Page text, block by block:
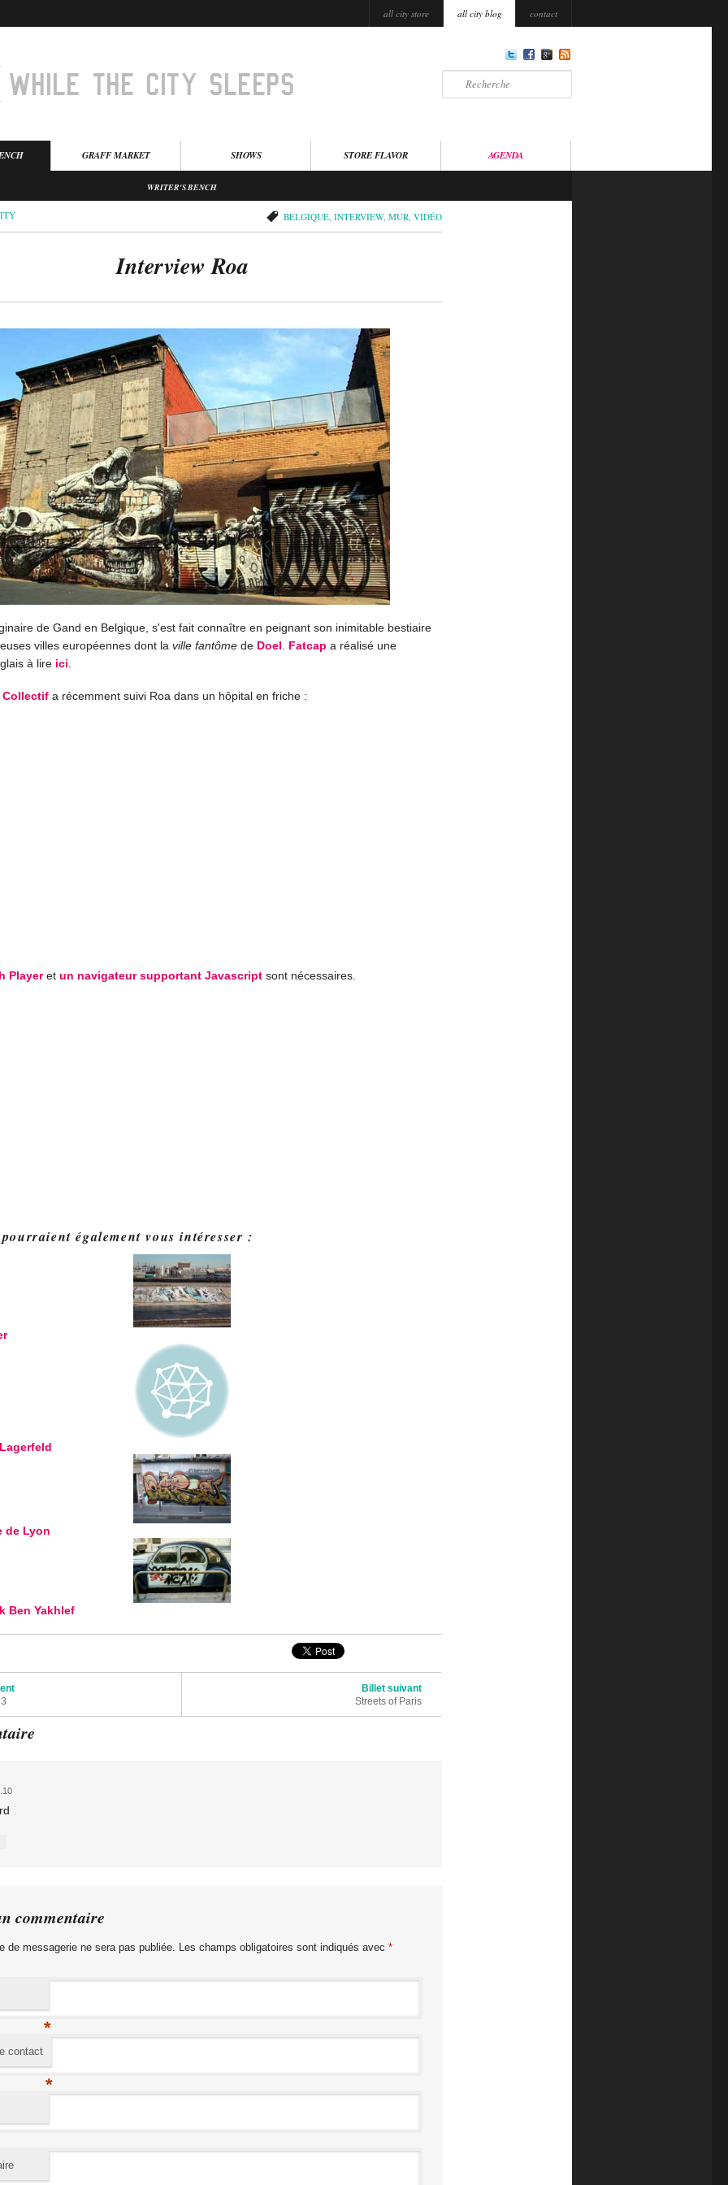
all city store all city blog contact
GRAFF MARKET SHOWS STORE FLAVOR AGENDA
WRITER'S BENCH
BELGIQUE INTERVIEW, MUR VIDÉO
Interview Roa
de Gand en Belgique, s'est fait connaître en peignant son inimitable bestiaire
villes européennes dont la ville fantôme de Doel. Fatcap a réalisé une
à lire ici.
Collectif a récemment suivi Roa dans un hôpital en friche :
Playeret un navigateur supportant Javascript sont nécessaires.
également vous intéresser :
de Lyon
Ben Yakhlef
Billet suivant
Streets of Paris
commentaire
de messagerie ne sera pas publiée. Les champs obligatoires sont indiqués avec *
*
contact
*